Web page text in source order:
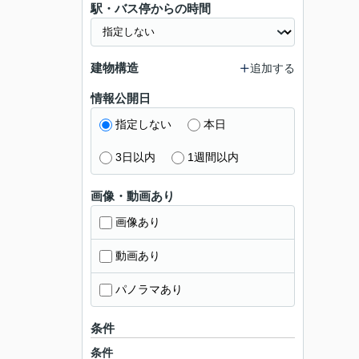
駅・バス停からの時間
建物構造 追加する
情報公開日
指定しない 本日
3日以内 1週間以内
画像・動画あり
画像あり
動画あり
パノラマあり
条件
条件